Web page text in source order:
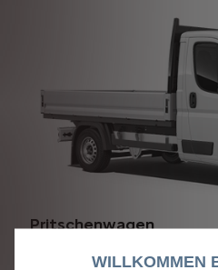
Pritschenwagen
Konfigurieren
WILLKOMMEN